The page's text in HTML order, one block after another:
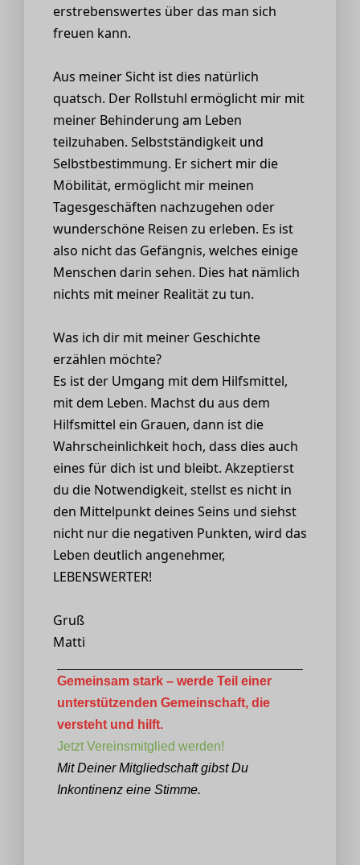
erstrebenswertes über das man sich
freuen kann.
Aus meiner Sicht ist dies natürlich
quatsch. Der Rollstuhl ermöglicht mir mit
meiner Behinderung am Leben
teilzuhaben. Selbstständigkeit und
Selbstbestimmung. Er sichert mir die
Möbilität, ermöglicht mir meinen
Tagesgeschäften nachzugehen oder
wunderschöne Reisen zu erleben. Es ist
also nicht das Gefängnis, welches einige
Menschen darin sehen. Dies hat nämlich
nichts mit meiner Realität zu tun.
Was ich dir mit meiner Geschichte
erzählen möchte?
Es ist der Umgang mit dem Hilfsmittel,
mit dem Leben. Machst du aus dem
Hilfsmittel ein Grauen, dann ist die
Wahrscheinlichkeit hoch, dass dies auch
eines für dich ist und bleibt. Akzeptierst
du die Notwendigkeit, stellst es nicht in
den Mittelpunkt deines Seins und siehst
nicht nur die negativen Punkten, wird das
Leben deutlich angenehmer,
LEBENSWERTER!
Gruß
Matti
Gemeinsam stark – werde Teil einer
unterstützenden Gemeinschaft, die
versteht und hilft.
Jetzt Vereinsmitglied werden!
Mit Deiner Mitgliedschaft gibst Du
Inkontinenz eine Stimme.